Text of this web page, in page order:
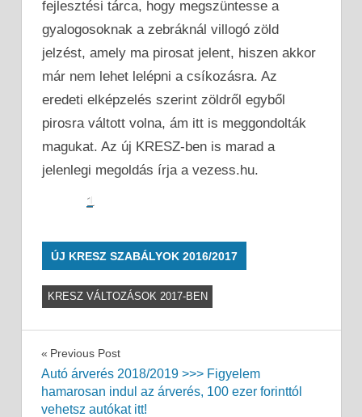
fejlesztési tárca, hogy megszüntesse a
gyalogosoknak a zebráknál villogó zöld
jelzést, amely ma pirosat jelent, hiszen akkor
már nem lehet lelépni a csíkozásra. Az
eredeti elképzelés szerint zöldről egyből
pirosra váltott volna, ám itt is meggondolták
magukat. Az új KRESZ-ben is marad a
jelenlegi megoldás írja a vezess.hu.
1
ÚJ KRESZ SZABÁLYOK 2016/2017
KRESZ VÁLTOZÁSOK 2017-BEN
Bejegyzés
navigáció
Previous Post
Autó árverés 2018/2019 >>> Figyelem
hamarosan indul az árverés, 100 ezer forinttól
vehetsz autókat itt!